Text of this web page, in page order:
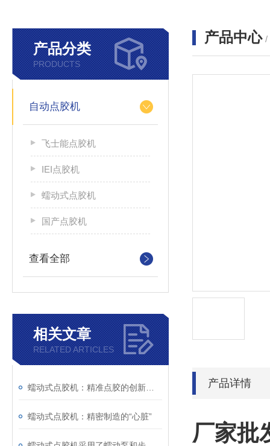
产品分类
PRODUCTS
自动点胶机
飞士能点胶机
IEI点胶机
蠕动式点胶机
国产点胶机
查看全部
相关文章
RELATED ARTICLES
蠕动式点胶机：精密制造的“心脏”
产品中心 /
产品详情
厂家批